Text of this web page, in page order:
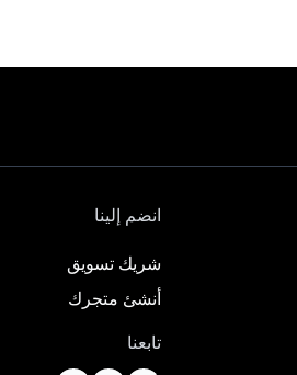
انضم إلينا
شريك تسويق
أنشئ متجرك
تابعنا